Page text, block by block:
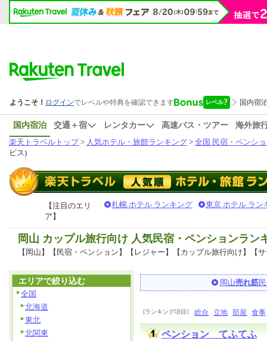
国内宿泊 交通＋宿 レンタカー 高速バス・ツアー
海外旅
楽天トラベルトップ> 人気ホテル・旅館ランキング > 全国 民宿・ペンシ
ビス)
【注目のエリ
ア】
札幌 ホテル ランキング 東京 ホテル ラン
岡山 カップル旅行向け 人気民宿・ペンションラン
【岡山】【民宿・ペンション】【レジャー】【カップル旅行向け】【
岡山売れ筋
[ランキング項目] 総合 立地 部屋 食事
ペンション てふてふ
エリアで絞り込む
全国
北海道
東北
北関東